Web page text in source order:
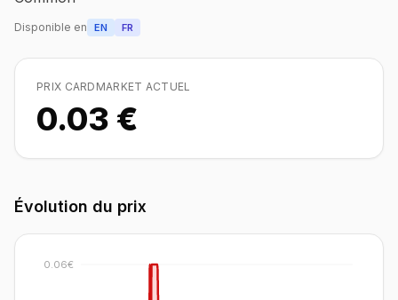
Disponible en EN FR
PRIX CARDMARKET ACTUEL
0.03 €
Évolution du prix
0.06€